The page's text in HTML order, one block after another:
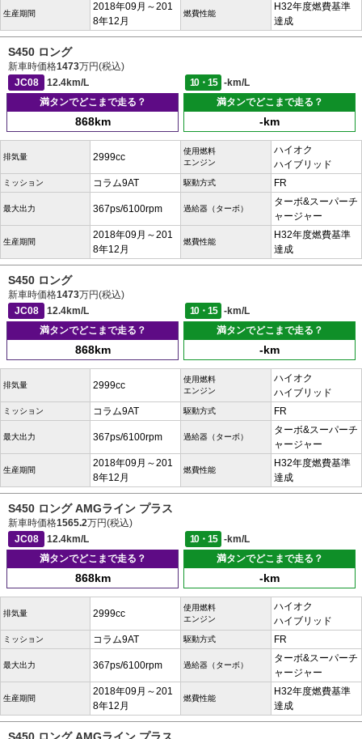
生産期間
2018年09月～201
8年12月
燃費性能
H32年度燃費基準
達成
S450 ロング
新車時価格1473万円(税込)
JC08
12.4km/L 10・15
-km/L
満タンでどこまで走る？
868km
満タンでどこまで走る？
-km
排気量 2999cc
使用燃料
エンジン
ハイオク
ハイブリッド
ミッション コラム9AT 駆動方式 FR
最大出力 367ps/6100rpm 過給器（ターボ）
ターボ&スーパーチ
ャージャー
生産期間
2018年09月～201
8年12月
燃費性能
H32年度燃費基準
達成
S450 ロング
新車時価格1473万円(税込)
JC08
12.4km/L 10・15
-km/L
満タンでどこまで走る？
868km
満タンでどこまで走る？
-km
排気量 2999cc
使用燃料
エンジン
ハイオク
ハイブリッド
ミッション コラム9AT 駆動方式 FR
最大出力 367ps/6100rpm 過給器（ターボ）
ターボ&スーパーチ
ャージャー
生産期間
2018年09月～201
8年12月
燃費性能
H32年度燃費基準
達成
S450 ロング AMGライン プラス
新車時価格1565.2万円(税込)
JC08
12.4km/L 10・15
-km/L
満タンでどこまで走る？
868km
満タンでどこまで走る？
-km
排気量 2999cc
使用燃料
エンジン
ハイオク
ハイブリッド
ミッション コラム9AT 駆動方式 FR
最大出力 367ps/6100rpm 過給器（ターボ）
ターボ&スーパーチ
ャージャー
生産期間
2018年09月～201
8年12月
燃費性能
H32年度燃費基準
達成